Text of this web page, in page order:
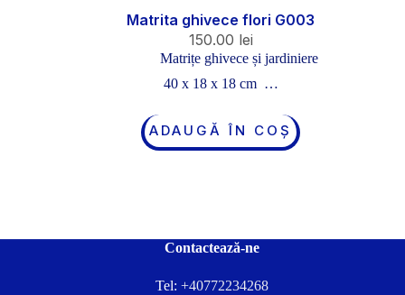
Matrita ghivece flori G003
150.00 lei
Matrițe ghivece și jardiniere
40 x 18 x 18 cm …
ADAUGĂ ÎN COȘ
Contactează-ne
Tel: +40772234268